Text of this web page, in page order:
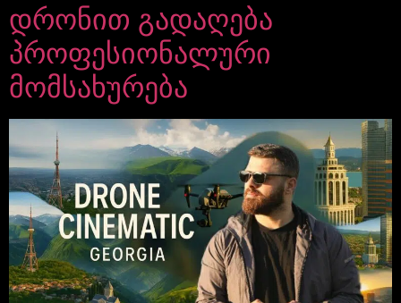
დრონით გადაღება
პროფესიონალური
მომსახურება